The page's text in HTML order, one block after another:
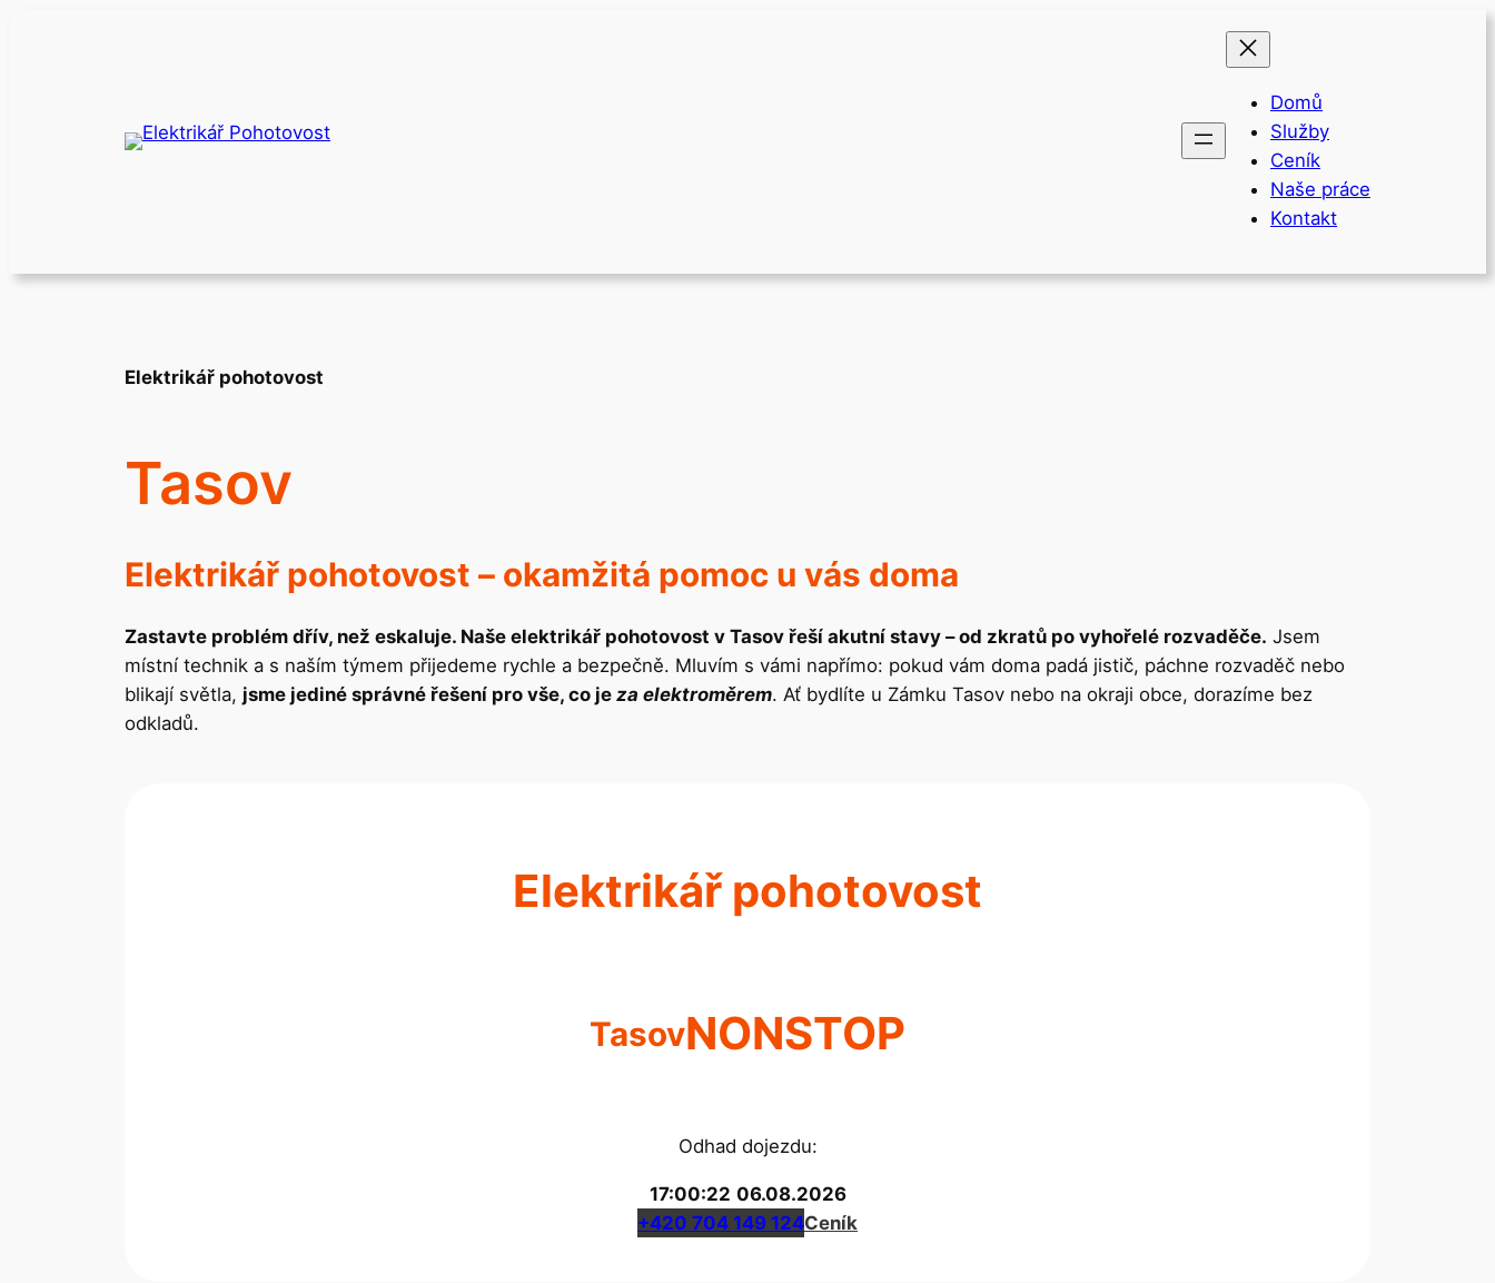
Domů
Služby
Ceník
Naše práce
Kontakt
Elektrikář pohotovost
Tasov
Elektrikář pohotovost – okamžitá pomoc u vás doma
Zastavte problém dřív, než eskaluje. Naše elektrikář pohotovost v Tasov řeší akutní stavy – od zkratů po vyhořelé rozvaděče. Jsem
místní technik a s naším týmem přijedeme rychle a bezpečně. Mluvím s vámi napřímo: pokud vám doma padá jistič, páchne rozvaděč nebo
blikají světla, jsme jediné správné řešení pro vše, co je za elektroměrem. Ať bydlíte u Zámku Tasov nebo na okraji obce, dorazíme bez
odkladů.
Elektrikář pohotovost
TasovNONSTOP
Odhad dojezdu:
17:00:22 06.08.2026
+420 704 149 124Ceník